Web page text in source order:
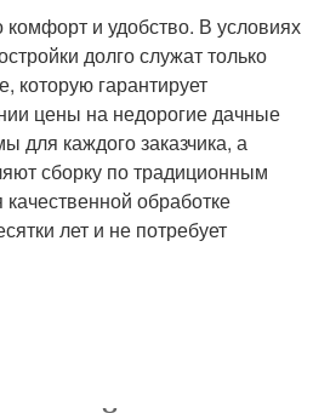
и удобство. В условиях
долго служат только
которую гарантирует
цены на недорогие дачные
для каждого заказчика, а
сборку по традиционным
обработке
лет и не потребует